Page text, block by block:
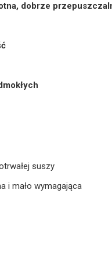
dobrze
suszy
i mało wymagająca